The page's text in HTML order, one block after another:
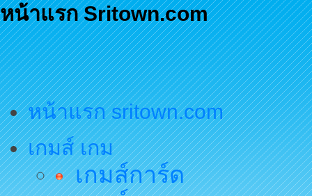
หน้าแรก Sritown.com
หน้าแรก sritown.com
เกมส์ เกม
เกมส์การ์ด